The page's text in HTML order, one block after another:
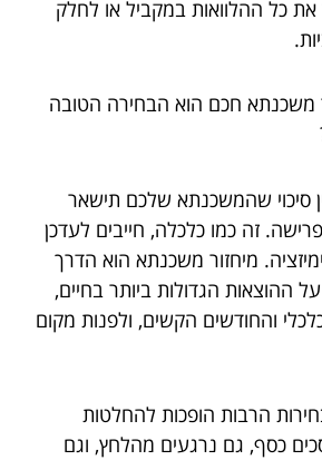
כל ההלוואות במקביל או לחלק
משכנתא חכם הוא הבחירה הטובה
סיכוי שהמשכנתא שלכם תישאר
זה כמו כלכלה, חייבים לעדכן
מיחזור משכנתא הוא הדרך
ההוצאות הגדולות ביותר בחיים,
והחודשים הקשים, ולפנות מקום
הרבות הופכות להחלטות
כסף, גם נרגעים מהלחץ, וגם